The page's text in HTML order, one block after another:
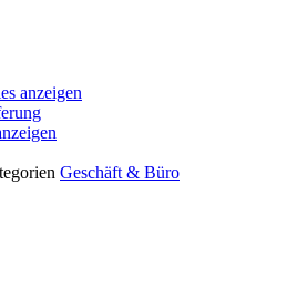
anzeigen
Geschäft & Büro